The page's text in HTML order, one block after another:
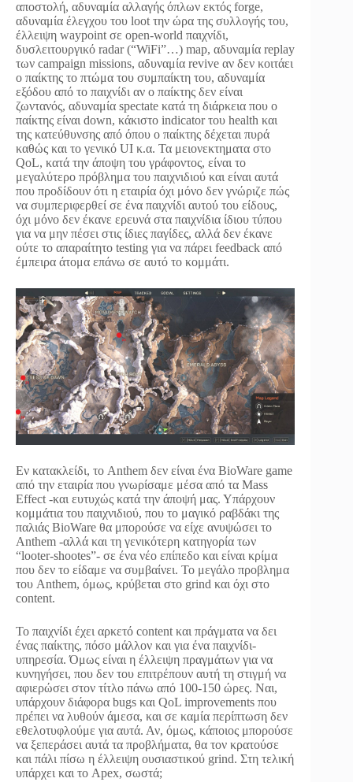
αποστολή, αδυναμία αλλαγής όπλων εκτός forge,
αδυναμία έλεγχου του loot την ώρα της συλλογής του,
έλλειψη waypoint σε open-world παιχνίδι,
δυσλειτουργικό radar (“WiFi”…) map, αδυναμία replay
των campaign missions, αδυναμία revive αν δεν κοιτάει
ο παίκτης το πτώμα του συμπαίκτη του, αδυναμία
εξόδου από το παιχνίδι αν ο παίκτης δεν είναι
ζωντανός, αδυναμία spectate κατά τη διάρκεια που ο
παίκτης είναι down, κάκιστο indicator του health και
της κατεύθυνσης από όπου ο παίκτης δέχεται πυρά
καθώς και το γενικό UI κ.α. Τα μειονεκτηματα στο
QoL, κατά την άποψη του γράφοντος, είναι το
μεγαλύτερο πρόβλημα του παιχνιδιού και είναι αυτά
που προδίδουν ότι η εταιρία όχι μόνο δεν γνώριζε πώς
να συμπεριφερθεί σε ένα παιχνίδι αυτού του είδους,
όχι μόνο δεν έκανε ερευνά στα παιχνίδια ίδιου τύπου
για να μην πέσει στις ίδιες παγίδες, αλλά δεν έκανε
ούτε το απαραίτητο testing για να πάρει feedback από
έμπειρα άτομα επάνω σε αυτό το κομμάτι.
Εν κατακλείδι, το Anthem δεν είναι ένα BioWare game
από την εταιρία που γνωρίσαμε μέσα από τα Mass
Effect -και ευτυχώς κατά την άποψή μας. Υπάρχουν
κομμάτια του παιχνιδιού, που το μαγικό ραβδάκι της
παλιάς BioWare θα μπορούσε να είχε ανυψώσει το
Anthem -αλλά και τη γενικότερη κατηγορία των
“looter-shootes”- σε ένα νέο επίπεδο και είναι κρίμα
που δεν το είδαμε να συμβαίνει. Το μεγάλο προβλημα
του Anthem, όμως, κρύβεται στο grind και όχι στο
content.
Το παιχνίδι έχει αρκετό content και πράγματα να δει
ένας παίκτης, πόσο μάλλον και για ένα παιχνίδι-
υπηρεσία. Όμως είναι η έλλειψη πραγμάτων για να
κυνηγήσει, που δεν του επιτρέπουν αυτή τη στιγμή να
αφιερώσει στον τίτλο πάνω από 100-150 ώρες. Ναι,
υπάρχουν διάφορα bugs και QοL improvements που
πρέπει να λυθούν άμεσα, και σε καμία περίπτωση δεν
εθελοτυφλούμε για αυτά. Αν, όμως, κάποιος μπορούσε
να ξεπεράσει αυτά τα προβλήματα, θα τον κρατούσε
και πάλι πίσω η έλλειψη ουσιαστικού grind. Στη τελική
υπάρχει και το Apex, σωστά;